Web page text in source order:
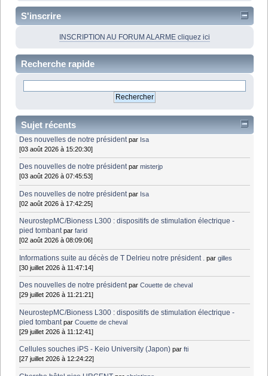
S'inscrire
INSCRIPTION AU FORUM ALARME cliquez ici
Recherche rapide
Sujet récents
Des nouvelles de notre président par Isa
[03 août 2026 à 15:20:30]
Des nouvelles de notre président parmisterjp
[03 août 2026 à 07:45:53]
Des nouvelles de notre président par Isa
[02 août 2026 à 17:42:25]
NeurostepMC/Bioness L300 : dispositifs de stimulation électrique -
pied tombant parfarid
[02 août 2026 à 08:09:06]
Informations suite au décès de T Delrieu notre président . pargilles
[30 juillet 2026 à 11:47:14]
Des nouvelles de notre président parCouette de cheval
[29 juillet 2026 à 11:21:21]
NeurostepMC/Bioness L300 : dispositifs de stimulation électrique -
pied tombant parCouette de cheval
[29 juillet 2026 à 11:12:41]
Cellules souches iPS - Keio University (Japon) parfti
[27 juillet 2026 à 12:24:22]